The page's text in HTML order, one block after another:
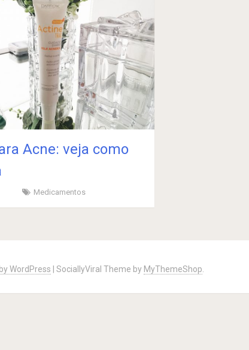
Acne: veja como
Medicamentos
WordPress SociallyViral Theme by MyThemeShop.